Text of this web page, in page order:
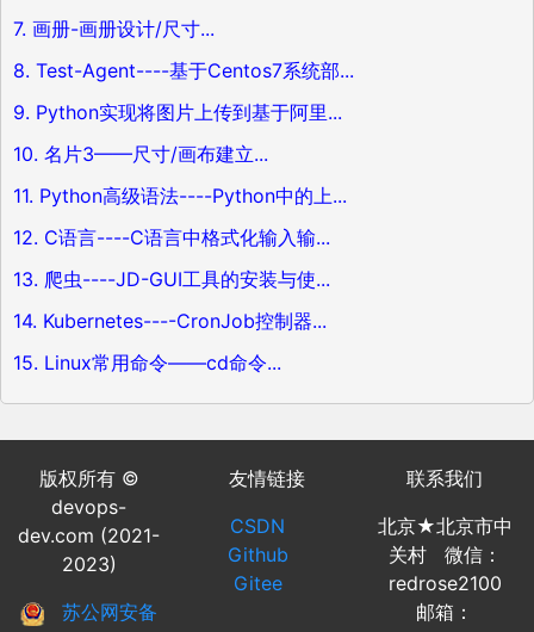
7. 画册-画册设计/尺寸...
8. Test-Agent----基于Centos7系统部...
9. Python实现将图片上传到基于阿里...
10. 名片3——尺寸/画布建立...
11. Python高级语法----Python中的上...
12. C语言----C语言中格式化输入输...
13. 爬虫----JD-GUI工具的安装与使...
14. Kubernetes----CronJob控制器...
15. Linux常用命令——cd命令...
版权所有 ©
devops-
dev.com (2021-
2023)
苏公网安备
友情链接
CSDN
Github
Gitee
联系我们
北京★北京市中
关村 微信：
redrose2100
邮箱：